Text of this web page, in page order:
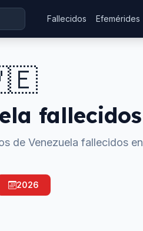
Fallecidos Efemérides
de Venezuela fallecidos en
2026